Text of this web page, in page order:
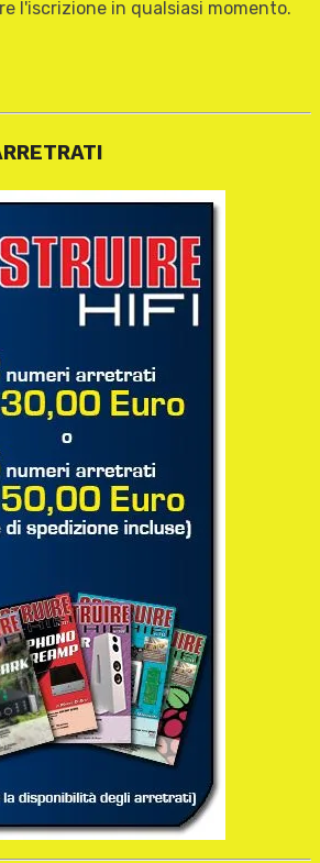
l'iscrizione in qualsiasi momento.